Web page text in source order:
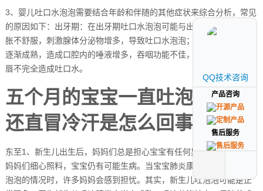
3、婴儿吐口水泡泡需要结合年龄和伴随的其他症状来综合分析，常见
的原因如下：出牙期：在出牙期吐口水泡泡可能与出牙有关，牙龈肿
胀不舒服，刺激腺体分泌物增多，导致吐口水泡泡；或是唾液腺发育
逐渐成熟，造成口腔内的唾液增多，吞咽功能不佳，口腔比较浅，闭
唇不完全造成吐口水。
五个月的宝宝一直吐泡泡,头部
还直冒冷汗是怎么回事
东至1、新生儿出生后，妈妈们总是担心宝宝有任何异常。然而，即使
妈妈们细心照料，宝宝仍有可能生病。当宝宝肺炎康复后仍然出现吐
泡泡的情况时，许多妈妈会感到担忧。其实，新生儿吐泡泡可能是正
QQ技术咨询
产品咨询
售后服务
QQ技术咨询
产品咨询
售后服务